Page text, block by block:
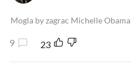
Mogla by zagrac Michelle Obama
9 23